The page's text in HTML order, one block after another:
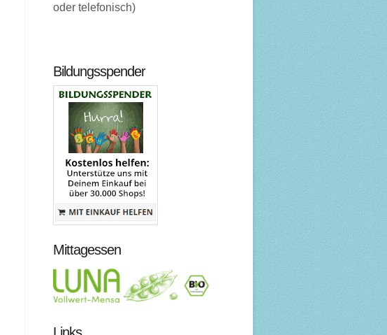
oder telefonisch)
Bildungsspender
Mittagessen